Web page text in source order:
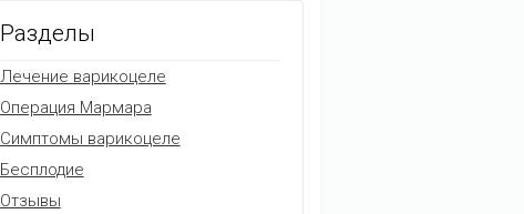
Разделы
Лечение варикоцеле
Операция Мармара
Симптомы варикоцеле
Бесплодие
Отзывы